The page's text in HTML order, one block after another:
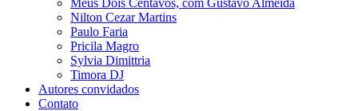
Meus Dois Centavos, com Gustavo Almeida
Nilton Cezar Martins
Paulo Faria
Pricila Magro
Sylvia Dimittria
Timora DJ
Autores convidados
Contato